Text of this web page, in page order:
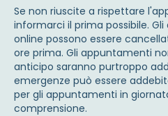
Se non riuscite a rispettare
informarci il prima possibile.
online possono essere
ore prima. Gli appuntamenti
anticipo saranno purtroppo
emergenze può essere
per gli appuntamenti in
comprensione.